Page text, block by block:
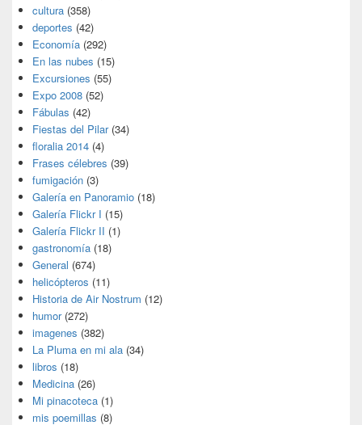
cultura (358)
deportes (42)
Economía (292)
En las nubes (15)
Excursiones (55)
Expo 2008 (52)
Fábulas (42)
Fiestas del Pilar(34)
floralia 2014 (4)
Frases célebres (39)
fumigación (3)
Galería en Panoramio (18)
Galería Flickr I (15)
Galería Flickr II (1)
gastronomía (18)
General (674)
helicópteros (11)
Historia de Air Nostrum (12)
humor(272)
imagenes (382)
La Pluma en mi ala (34)
libros (18)
Medicina (26)
Mi pinacoteca (1)
mis poemillas (8)